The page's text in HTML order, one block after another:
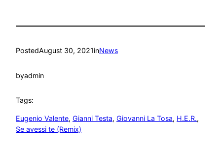
PostedAugust 30, 2021inNews
byadmin
Tags:
Eugenio Valente, Gianni Testa, Giovanni La Tosa, H.E.R.
Se avessi te (Remix)